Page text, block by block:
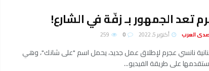
تعد الجمهور بـ زفّة في الشارع!
أكتوبر 5, 2022
نانسي عجرم لإطلاق عمل جديد، يحمل اسم "على شانك"، وهي
ستقدمها على طريقة الفيديو...